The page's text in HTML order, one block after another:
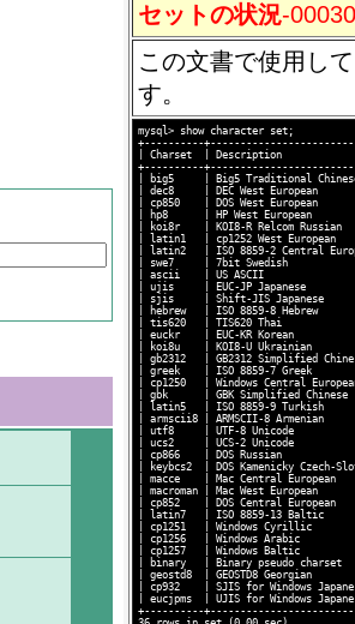
セットの状況-
この文書で使用し
す。
mysql> show character set;
+----------
| Charset  | Description
+----------
| big5     | Big5 Traditional
| dec8     | DEC West European
| cp850    | DOS West
| hp8      | HP West European
| koi8r    | KOI8-R Relcom
| latin1   | cp1252 West
| latin2   | ISO 8859-2 Central
| swe7     | 7bit Swedish
| ascii    | US ASCII
| ujis     | EUC-JP Japanese
| sjis     | Shift-JIS Japanese
| hebrew   | ISO 8859-8 Hebrew
| tis620   | TIS620 Thai
| euckr    | EUC-KR Korean
| koi8u    | KOI8-U Ukrainian
| gb2312   | GB2312 Simplified
| greek    | ISO 8859-7 Greek
| cp1250   | Windows Central
| gbk      | GBK Simplified
| latin5   | ISO 8859-9
| armscii8 | ARMSCII-8
| utf8     | UTF-8 Unicode
| ucs2     | UCS-2 Unicode
| cp866    | DOS Russian
| keybcs2  | DOS Kamenicky
| macce    | Mac Central
| macroman | Mac West European
| cp852    | DOS Central
| latin7   | ISO 8859-13 Baltic
| cp1251   | Windows Cyrillic
| cp1256   | Windows Arabic
| cp1257   | Windows Baltic
| binary   | Binary pseudo
| geostd8  | GEOSTD8 Georgian
| cp932    | SJIS for Windows
| eucjpms  | UJIS for Windows
+----------